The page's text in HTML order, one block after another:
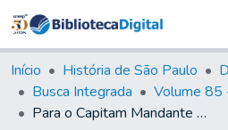
Início História de São Paulo
Busca Integrada
Para o Capitam Mandante da Villa das Lages Bento de Amaral Grugel Anes.